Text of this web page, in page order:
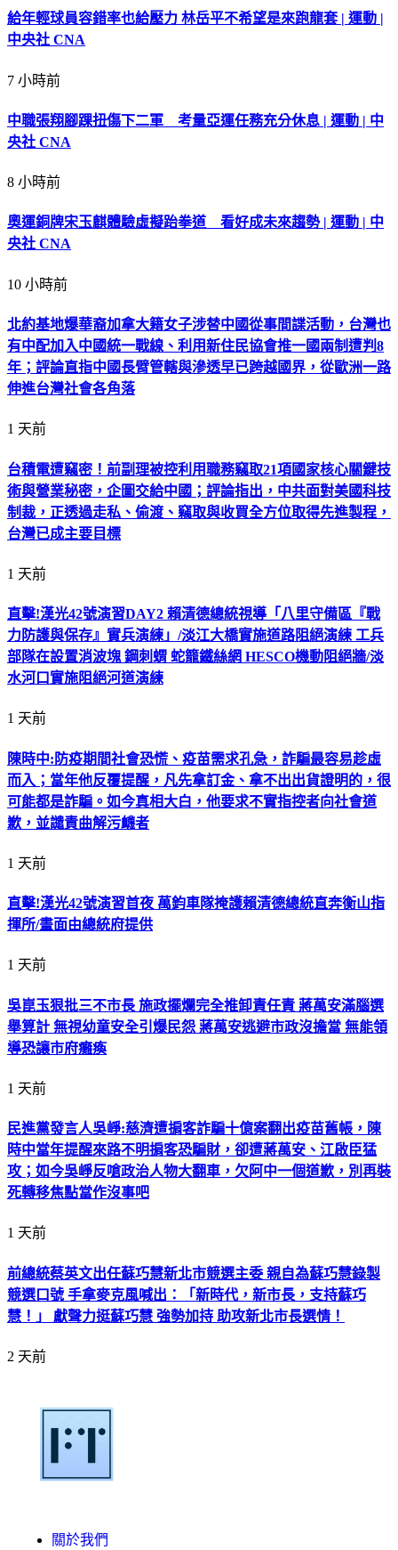
給年輕球員容錯率也給壓力 林岳平不希望是來跑龍套 | 運動 |
中央社 CNA
7 小時前
中職張翔腳踝扭傷下二軍 考量亞運任務充分休息 | 運動 | 中
央社 CNA
8 小時前
奧運銅牌宋玉麒體驗虛擬跆拳道 看好成未來趨勢 | 運動 | 中
央社 CNA
10 小時前
北約基地爆華裔加拿大籍女子涉替中國從事間諜活動，台灣也
有中配加入中國統一戰線、利用新住民協會推一國兩制遭判8
年；評論直指中國長臂管轄與滲透早已跨越國界，從歐洲一路
伸進台灣社會各角落
1 天前
台積電遭竊密！前副理被控利用職務竊取21項國家核心關鍵技
術與營業秘密，企圖交給中國；評論指出，中共面對美國科技
制裁，正透過走私、偷渡、竊取與收買全方位取得先進製程，
台灣已成主要目標
1 天前
直擊!漢光42號演習DAY2 賴清德總統視導「八里守備區『戰
力防護與保存』實兵演練」/淡江大橋實施道路阻絕演練 工兵
部隊在設置消波塊 鋼刺蝟 蛇籠鐵絲網 HESCO機動阻絕牆/淡
水河口實施阻絕河道演練
1 天前
陳時中:防疫期間社會恐慌、疫苗需求孔急，詐騙最容易趁虛
而入；當年他反覆提醒，凡先拿訂金、拿不出出貨證明的，很
可能都是詐騙。如今真相大白，他要求不實指控者向社會道
歉，並譴責曲解污衊者
1 天前
直擊!漢光42號演習首夜 萬鈞車隊掩護賴清德總統直奔衡山指
揮所/畫面由總統府提供
1 天前
吳崑玉狠批三不市長 施政擺爛完全推卸責任責 蔣萬安滿腦選
舉算計 無視幼童安全引爆民怨 蔣萬安逃避市政沒擔當 無能領
導恐讓市府癱瘓
1 天前
民進黨發言人吳崢:慈濟遭掮客詐騙十億案翻出疫苗舊帳，陳
時中當年提醒來路不明掮客恐騙財，卻遭蔣萬安、江啟臣猛
攻；如今吳崢反嗆政治人物大翻車，欠阿中一個道歉，別再裝
死轉移焦點當作沒事吧
1 天前
前總統蔡英文出任蘇巧慧新北市競選主委 親自為蘇巧慧錄製
競選口號 手拿麥克風喊出：「新時代，新市長，支持蘇巧
慧！」 獻聲力挺蘇巧慧 強勢加持 助攻新北市長選情！
2 天前
關於我們